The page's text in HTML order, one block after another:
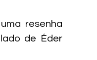
resenha
de Éder